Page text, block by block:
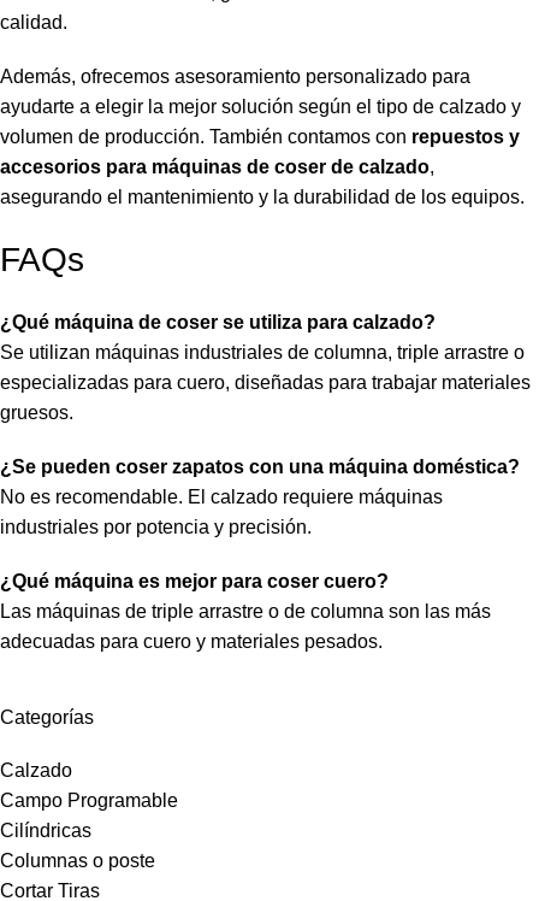
Categorías
Calzado
Campo Programable
Cilíndricas
Columnas o poste
Cortar Tiras
calidad.
Además, ofrecemos asesoramiento personalizado para
ayudarte a elegir la mejor solución según el tipo de calzado y
volumen de producción. También contamos con repuestos y
accesorios para máquinas de coser de calzado,
asegurando el mantenimiento y la durabilidad de los equipos.
FAQs
¿Qué máquina de coser se utiliza para calzado?
Se utilizan máquinas industriales de columna, triple arrastre o
especializadas para cuero, diseñadas para trabajar materiales
gruesos.
¿Se pueden coser zapatos con una máquina doméstica?
No es recomendable. El calzado requiere máquinas
industriales por potencia y precisión.
¿Qué máquina es mejor para coser cuero?
Las máquinas de triple arrastre o de columna son las más
adecuadas para cuero y materiales pesados.